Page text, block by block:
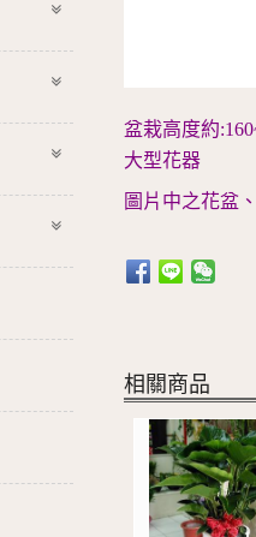
盆栽高度約
大型花器
圖片中之花盆
相關商品